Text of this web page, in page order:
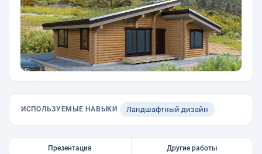
ИСПОЛЬЗУЕМЫЕ НАВЫКИ Ландшафтный дизайн
Презентация Другие работы